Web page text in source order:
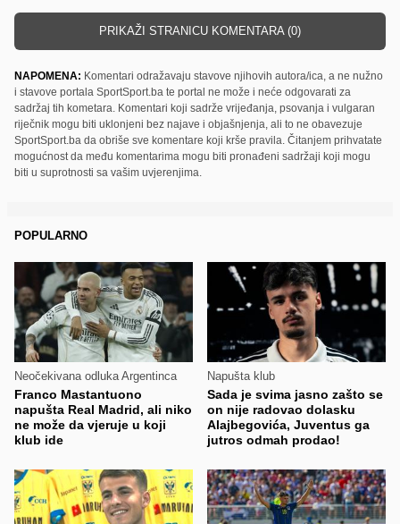
PRIKAŽI STRANICU KOMENTARA (0)
NAPOMENA: Komentari odražavaju stavove njihovih autora/ica, a ne nužno
i stavove portala SportSport.ba te portal ne može i neće odgovarati za
sadržaj tih kometara. Komentari koji sadrže vrijeđanja, psovanja i vulgaran
riječnik mogu biti uklonjeni bez najave i objašnjenja, ali to ne obavezuje
SportSport.ba da obriše sve komentare koji krše pravila. Čitanjem prihvatate
mogućnost da među komentarima mogu biti pronađeni sadržaji koji mogu
biti u suprotnosti sa vašim uvjerenjima.
POPULARNO
Neočekivana odluka Argentinca
Franco Mastantuono
napušta Real Madrid, ali niko
ne može da vjeruje u koji
klub ide
Napušta klub
Sada je svima jasno zašto se
on nije radovao dolasku
Alajbegovića, Juventus ga
jutros odmah prodao!